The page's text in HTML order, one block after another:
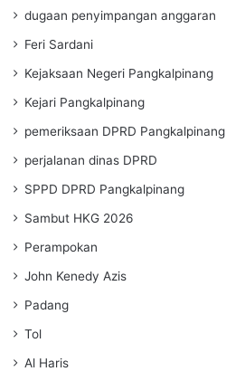
dugaan penyimpangan anggaran
Feri Sardani
Kejaksaan Negeri Pangkalpinang
Kejari Pangkalpinang
pemeriksaan DPRD Pangkalpinang
perjalanan dinas DPRD
SPPD DPRD Pangkalpinang
Sambut HKG 2026
Perampokan
John Kenedy Azis
Padang
Tol
Al Haris